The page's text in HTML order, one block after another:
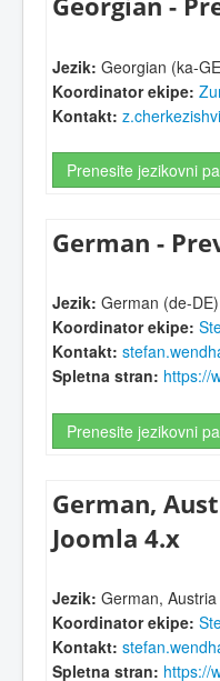
Jezik: Georgian (ka-
Koordinator ekipe:
Kontakt:
Prenesite jezikovni
German -
Jezik: German (de-DE)
Koordinator ekipe:
Kontakt:
Spletna stran: https://
Prenesite jezikovni
German,
Joomla 4.x
Jezik: German,
Koordinator ekipe:
Kontakt:
Spletna stran: https://